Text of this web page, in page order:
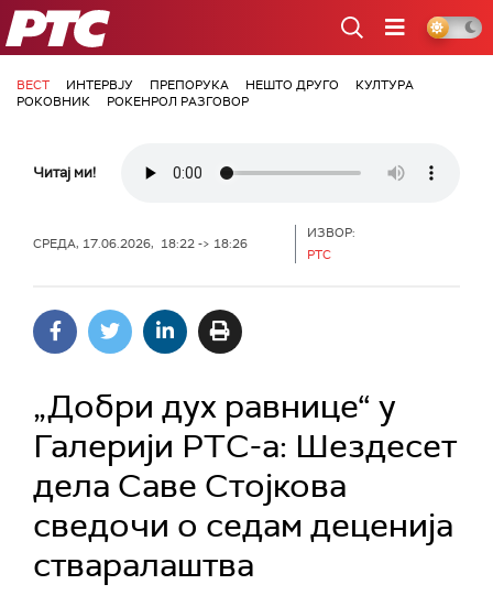
РТС
ВЕСТ ИНТЕРВЈУ ПРЕПОРУКА НЕШТО ДРУГО
КУЛТУРА
РОКОВНИК
РОКЕНРОЛ РАЗГОВОР
Читај ми!
СРЕДА, 17.06.2026, 18:22 -> 18:26
ИЗВОР:
РТС
„Добри дух равнице“ у
Галерији РТС-а: Шездесет
дела Саве Стојкова
сведочи о седам деценија
стваралаштва